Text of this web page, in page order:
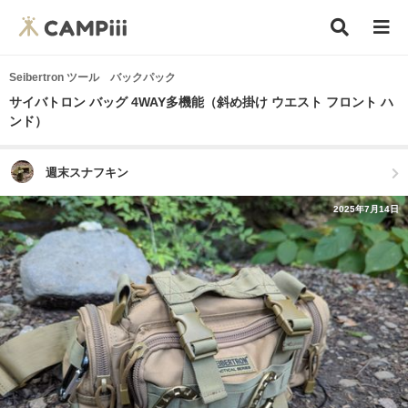
Seibertron ツール バックパック
サイバトロン バッグ 4WAY多機能（斜め掛け ウエスト フロント ハ
ンド）
週末スナフキン
2025年7月14日